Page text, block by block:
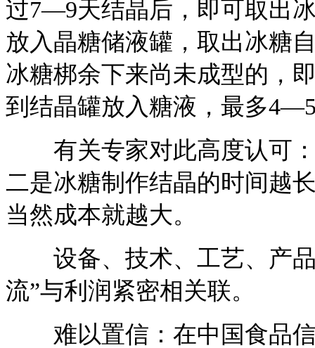
过7—9天结晶后，即可取出
放入晶糖储液罐，取出冰糖
冰糖梆余下来尚未成型的，
到结晶罐放入糖液，最多
有关专家对此高度认可：
二是冰糖制作结晶的时间越
当然成本就越大。
设备、技术、工艺、产品
流”与利润紧密相关联。
难以置信：在中国食品信